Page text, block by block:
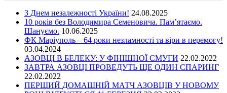
З Днем незалежності України! 24.08.2025
10 років без Володимира Семеновича. Пам’ятаємо.
Шануємо. 10.06.2025
ФК Маріуполь – 64 роки незламності та віри в перемогу!
03.04.2024
АЗОВЦІ В БЕЛЕКУ: У ФІНІШНОЇ СМУГИ 22.02.2022
ЗАВТРА АЗОВЦІ ПРОВЕДУТЬ ЩЕ ОДИН СПАРИНГ
22.02.2022
ПЕРШИЙ ДОМАШНІЙ МАТЧ АЗОВЦІВ У НОВОМУ